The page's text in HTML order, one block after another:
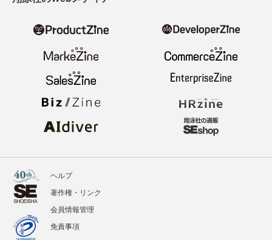
ヘルプ
著作権・リンク
会員情報管理
免責事項